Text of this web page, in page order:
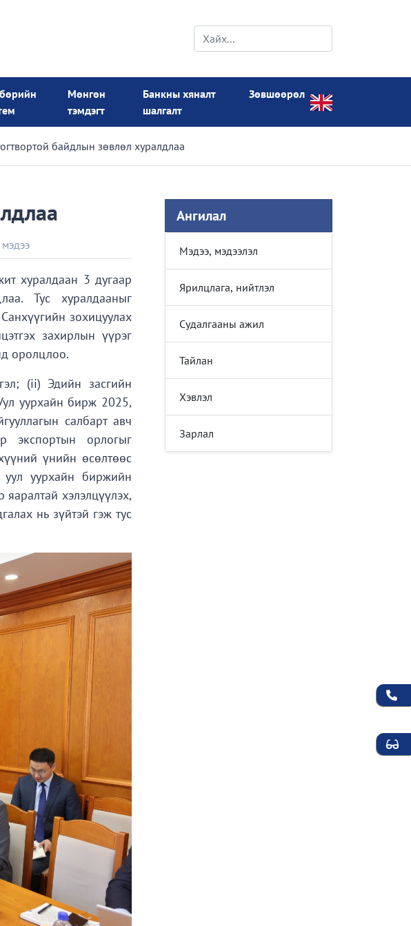
Мөнгөн
тэмдэгт
Банкны хяналт
шалгалт
Зөвшөөрөл
байдлын зөвлөл хуралдлаа
хуралдаан 3 дугаар
Тус хуралдааныг
зохицуулах
захирлын үүрэг
оролцлоо.
(ii) Эдийн засгийн
уурхайн бирж 2025,
салбарт авч
экспортын орлогыг
үнийн өсөлтөөс
уул уурхайн биржийн
хэлэлцүүлэх,
нь зүйтэй гэж тус
Ангилал
Мэдээ, мэдээлэл
Ярилцлага, нийтлэл
Судалгааны ажил
Тайлан
Хэвлэл
Зарлал